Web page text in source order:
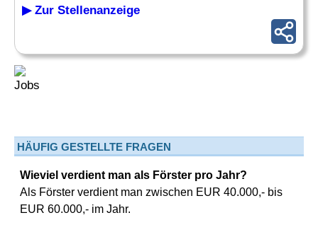
▶ Zur Stellenanzeige
HÄUFIG GESTELLTE FRAGEN
Wieviel verdient man als Förster pro Jahr?
Als Förster verdient man zwischen EUR 40.000,- bis
EUR 60.000,- im Jahr.